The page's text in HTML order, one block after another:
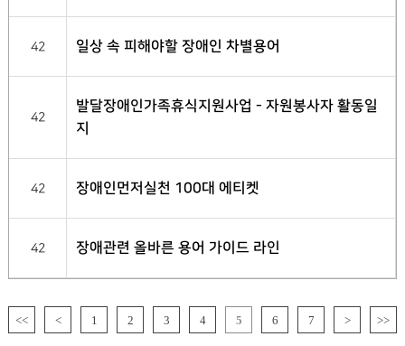
42 일상 속 피해야할 장애인 차별용어
42
발달장애인가족휴식지원사업 - 자원봉사자 활동일
지
42 장애인먼저실천 100대 에티켓
42 장애관련 올바른 용어 가이드 라인
<< < 1 2 3 4 5 6 7 > >>